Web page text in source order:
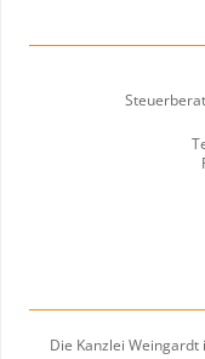
Die Kanzlei